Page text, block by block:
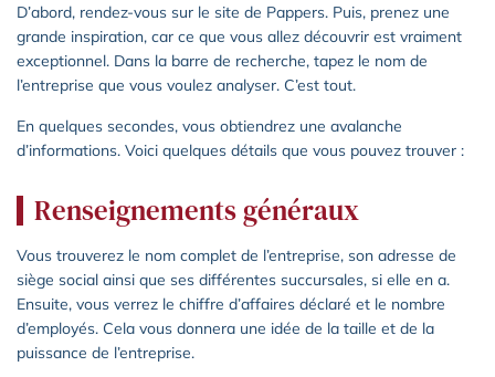
D’abord, rendez-vous sur le site de Pappers. Puis, prenez une
grande inspiration, car ce que vous allez découvrir est vraiment
exceptionnel. Dans la barre de recherche, tapez le nom de
l’entreprise que vous voulez analyser. C’est tout.
En quelques secondes, vous obtiendrez une avalanche
d’informations. Voici quelques détails que vous pouvez trouver :
Renseignements généraux
Vous trouverez le nom complet de l’entreprise, son adresse de
siège social ainsi que ses différentes succursales, si elle en a.
Ensuite, vous verrez le chiffre d’affaires déclaré et le nombre
d’employés. Cela vous donnera une idée de la taille et de la
puissance de l’entreprise.